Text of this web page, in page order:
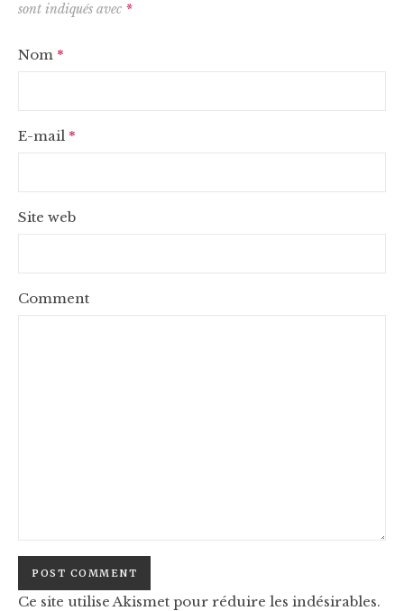
sont indiqués avec *
Nom *
E-mail *
Site web
Comment
Ce site utilise Akismet pour réduire les indésirables.